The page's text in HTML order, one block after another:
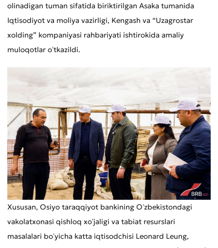
olinadigan tuman sifatida biriktirilgan Asaka tumanida
Iqtisodiyot va moliya vazirligi, Kengash va “Uzagrostar
xolding” kompaniyasi rahbariyati ishtirokida amaliy
muloqotlar oʻtkazildi.
Xususan, Osiyo taraqqiyot bankining Oʻzbekistondagi
vakolatxonasi qishloq xoʻjaligi va tabiat resurslari
masalalari boʻyicha katta iqtisodchisi Leonard Leung,